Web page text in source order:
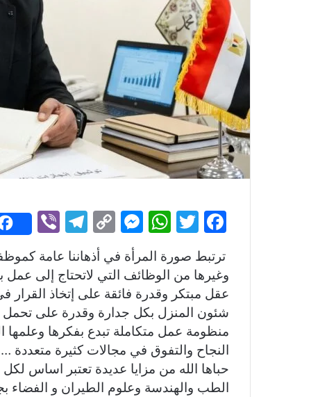
F
a
c
e
b
o
o
k
T
itt
er
W
at
s
A
p
p
M
s
s
e
n
g
er
C
o
p
y
Li
n
k
T
el
e
gr
a
m
Vi
b
er ترتبط صورة المرأة في أذهاننا عامة
وغيرها من الوظائف التي لاتحتاج إلى
عقل مبتكر وقدرة فائقة على إتخاذ القرار
شئون المنزل بكل جدارة وقدرة على
منظومة عمل متكاملة تبدع بفكرها
النجاح والتفوق في مجالات كثيرة
حباها الله من مزايا عديدة تعتبر اساس
الطب والهندسة وعلوم الطيران و الفضاء